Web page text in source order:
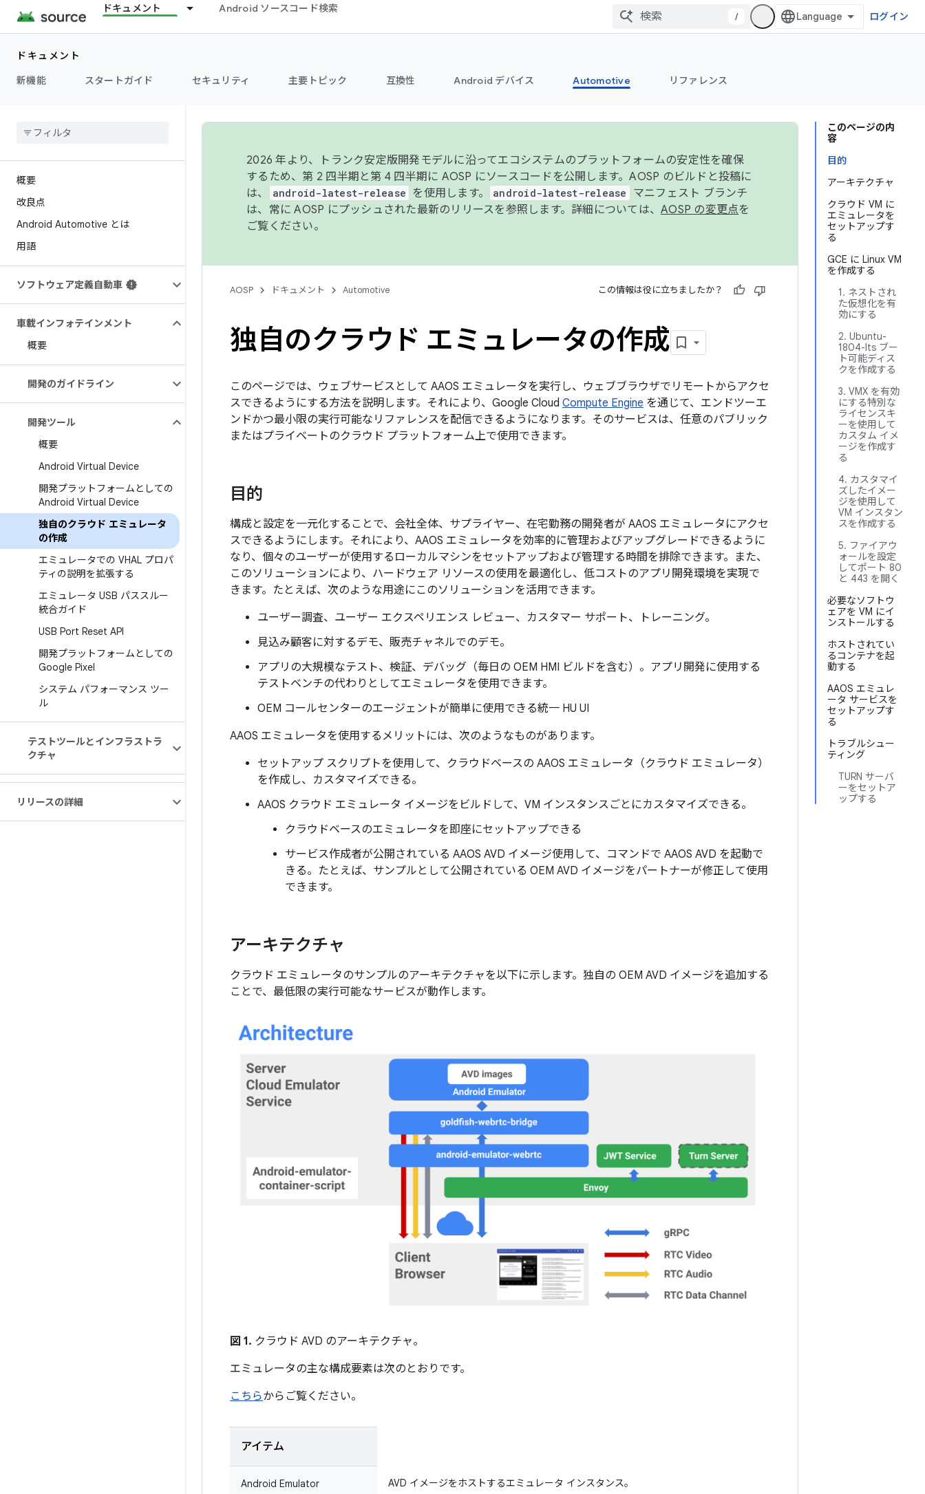
ドキュメント Android ソースコード検索
/ ログイン
ドキュメント
新機能
スタートガイド セキュリティ 主要トピック 互換性 Android デバイス Automotive リファレンス
概要
改良点
Android Automotive とは
用語
ソフトウェア定義自動車
車載インフォテインメント
概要
開発のガイドライン
開発ツール
概要
Android Virtual Device
開発プラットフォームとしての
Android Virtual Device
独自のクラウド エミュレータ
の作成
エミュレータでの VHAL プロパ
ティの説明を拡張する
エミュレータ USB パススルー
統合ガイド
USB Port Reset API
開発プラットフォームとしての
Google Pixel
システム パフォーマンス ツー
ル
テストツールとインフラストラ
クチャ
リリースの詳細
このページの内
容
目的
アーキテクチャ
クラウド VM に
エミュレータを
セットアップす
る
GCE に Linux VM
を作成する
1. ネストされ
た仮想化を有
効にする
2. Ubuntu-
1804-lts ブー
ト可能ディス
クを作成する
3. VMX を有効
にする特別な
ライセンスキ
ーを使用して
カスタム イメ
ージを作成す
る
4. カスタマイ
ズしたイメー
ジを使用して
VM インスタン
スを作成する
5. ファイアウ
ォールを設定
してポート 80
と 443 を開く
必要なソフトウ
ェアを VM にイ
ンストールする
ホストされてい
るコンテナを起
動する
AAOS エミュレ
ータ サービスを
セットアップす
る
トラブルシュー
ティング
TURN サーバ
ーをセットア
ップする
2026 年より、トランク安定版開発モデルに沿ってエコシステムのプラットフォームの安定性を確保
するため、第 2 四半期と第 4 四半期に AOSP にソースコードを公開します。AOSP のビルドと投稿に
は、
android-latest-release を使用します。 android-latest-release
マニフェスト ブランチ
は、常に AOSP にプッシュされた最新のリリースを参照します。詳細については、 AOSP の変更点を
ご覧ください。
AOSP ドキュメント Automotive この情報は役に立ちましたか？
独自のクラウド エミュレータの作成
このページでは、ウェブサービスとして AAOS エミュレータを実行し、ウェブブラウザでリモートからアクセ
スできるようにする方法を説明します。それにより、Google Cloud Compute Engine を通じて、エンドツーエ
ンドかつ最小限の実行可能なリファレンスを配信できるようになります。そのサービスは、任意のパブリック
またはプライベートのクラウド プラットフォーム上で使用できます。
目的
構成と設定を一元化することで、会社全体、サプライヤー、在宅勤務の開発者が AAOS エミュレータにアクセ
スできるようにします。それにより、AAOS エミュレータを効率的に管理およびアップグレードできるように
なり、個々のユーザーが使用するローカルマシンをセットアップおよび管理する時間を排除できます。また、
このソリューションにより、ハードウェア リソースの使用を最適化し、低コストのアプリ開発環境を実現で
きます。たとえば、次のような用途にこのソリューションを活用できます。
ユーザー調査、ユーザー エクスペリエンス レビュー、カスタマー サポート、トレーニング。
見込み顧客に対するデモ、販売チャネルでのデモ。
アプリの大規模なテスト、検証、デバッグ（毎日の OEM HMI ビルドを含む）。アプリ開発に使用する
テストベンチの代わりとしてエミュレータを使用できます。
OEM コールセンターのエージェントが簡単に使用できる統一 HU UI
AAOS エミュレータを使用するメリットには、次のようなものがあります。
セットアップ スクリプトを使用して、クラウドベースの AAOS エミュレータ（クラウド エミュレータ）
を作成し、カスタマイズできる。
AAOS クラウド エミュレータ イメージをビルドして、VM インスタンスごとにカスタマイズできる。
クラウドベースのエミュレータを即座にセットアップできる
サービス作成者が公開されている AAOS AVD イメージ使用して、コマンドで AAOS AVD を起動で
きる。たとえば、サンプルとして公開されている OEM AVD イメージをパートナーが修正して使用
できます。
アーキテクチャ
クラウド エミュレータのサンプルのアーキテクチャを以下に示します。独自の OEM AVD イメージを追加する
ことで、最低限の実行可能なサービスが動作します。
図 1. クラウド AVD のアーキテクチャ。
エミュレータの主な構成要素は次のとおりです。
こちらからご覧ください。
アイテム
Android Emulator AVD イメージをホストするエミュレータ インスタンス。